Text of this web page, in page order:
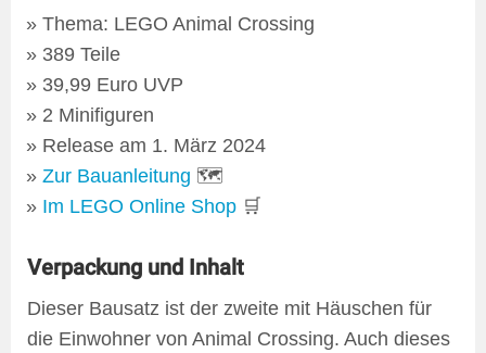
Thema: LEGO Animal Crossing
389 Teile
39,99 Euro UVP
2 Minifiguren
Release am 1. März 2024
Zur Bauanleitung 🗺
Im LEGO Online Shop 🛒
Verpackung und Inhalt
Dieser Bausatz ist der zweite mit Häuschen für
die Einwohner von Animal Crossing. Auch dieses